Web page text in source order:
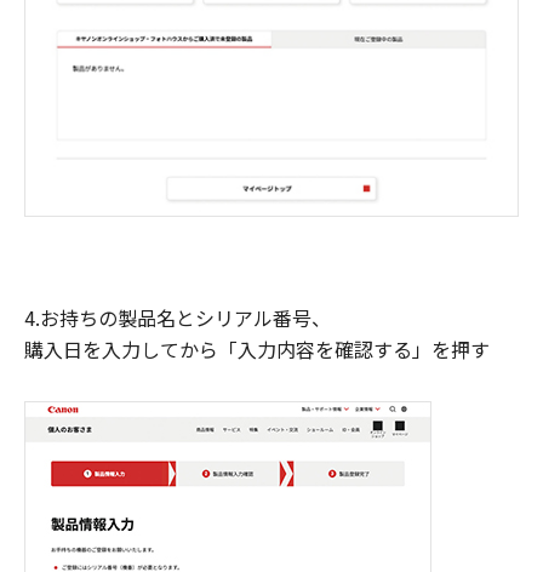
4.お持ちの製品名とシリアル番号、
購入日を入力してから「入力内容を確認する」を押す